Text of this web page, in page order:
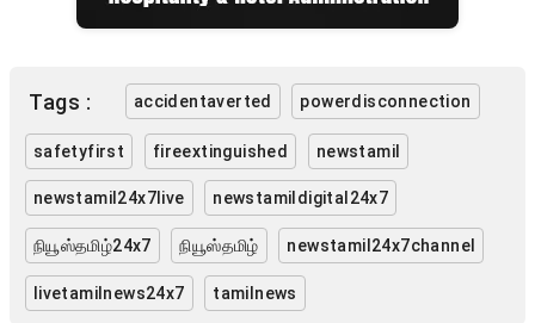
Tags : accidentaverted powerdisconnection
safetyfirst fireextinguished newstamil
newstamil24x7live newstamildigital24x7
நியூஸ்தமிழ்24x7 நியூஸ்தமிழ் newstamil24x7channel
livetamilnews24x7 tamilnews